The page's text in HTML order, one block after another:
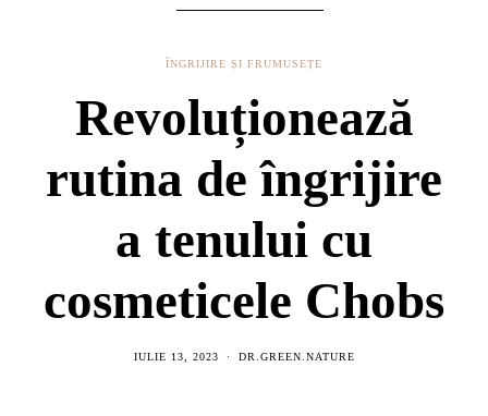
ÎNGRIJIRE ȘI FRUMUSEȚE
Revoluționează
rutina de îngrijire
a tenului cu
cosmeticele Chobs
IULIE 13, 2023 DR.GREEN.NATURE